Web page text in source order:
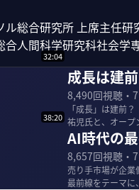
ル総合研究所 上席主任研
合人間科学研究科社会学
32:04
成長は建
8,490回視聴・
「成長」は建前
祐児氏と、オープンワーク代表
所 上...
38:20
AI時代の
8,657回視聴・
売り手市場が企
最前線をテーマに